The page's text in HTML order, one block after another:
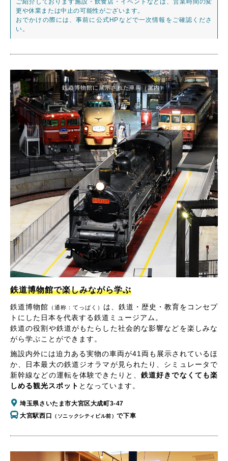
ご紹介しております施設・飲食店・イベントなどは、営業時間の変
更や休業または中止の可能性がございます。
おでかけの際には、事前に公式HPなどで一次情報をご確認くださ
い。
鉄道博物館に展示された車両（屋内）
鉄道博物館で楽しみながら学ぶ
鉄道博物館 （通称：てっぱく） は、鉄道・歴史・教育をコンセプ
トにした日本を代表する鉄道ミュージアム。
鉄道の役割や鉄道がもたらした社会的な影響などを楽しみな
がら学ぶことができます。
施設内外には迫力ある実物の車両が41両も展示されているほ
か、日本最大の鉄道ジオラマが見られたり、シミュレータで
新幹線などの運転を体験できたりと、 鉄道好きでなくても楽
しめる観光スポット となっています。
埼玉県さいたま市大宮区大成町3-47
大宮駅西口
（ソニックシティビル前）で下車